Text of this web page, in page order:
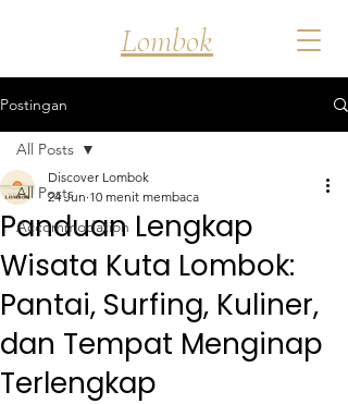
Lombok
Postingan
All Posts
Accommodation
All Posts
Panduan Lengkap
Wisata Kuta Lombok:
Pantai, Surfing, Kuliner,
dan Tempat Menginap
Terlengkap
Discover Lombok
24 Jun 10 menit membaca